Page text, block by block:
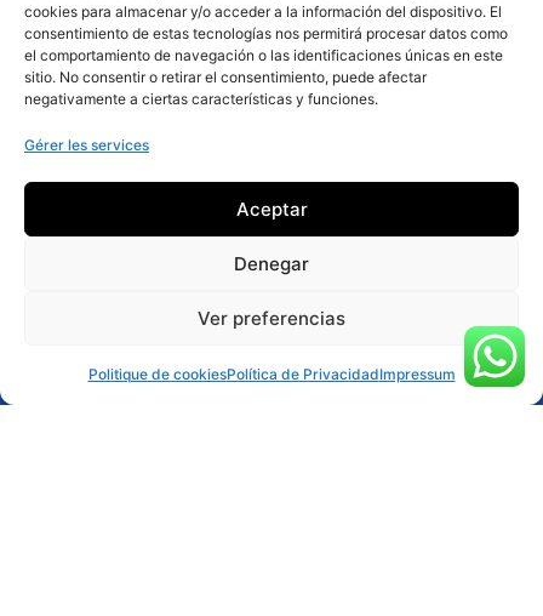
cookies para almacenar y/o acceder a la información del dispositivo. El
consentimiento de estas tecnologías nos permitirá procesar datos como
el comportamiento de navegación o las identificaciones únicas en este
sitio. No consentir o retirar el consentimiento, puede afectar
negativamente a ciertas características y funciones.
Gérer les services
Aceptar
Denegar
Ver preferencias
Politique de cookiesPolítica de PrivacidadImpressum
RÉSERVER ACTIVITÉ